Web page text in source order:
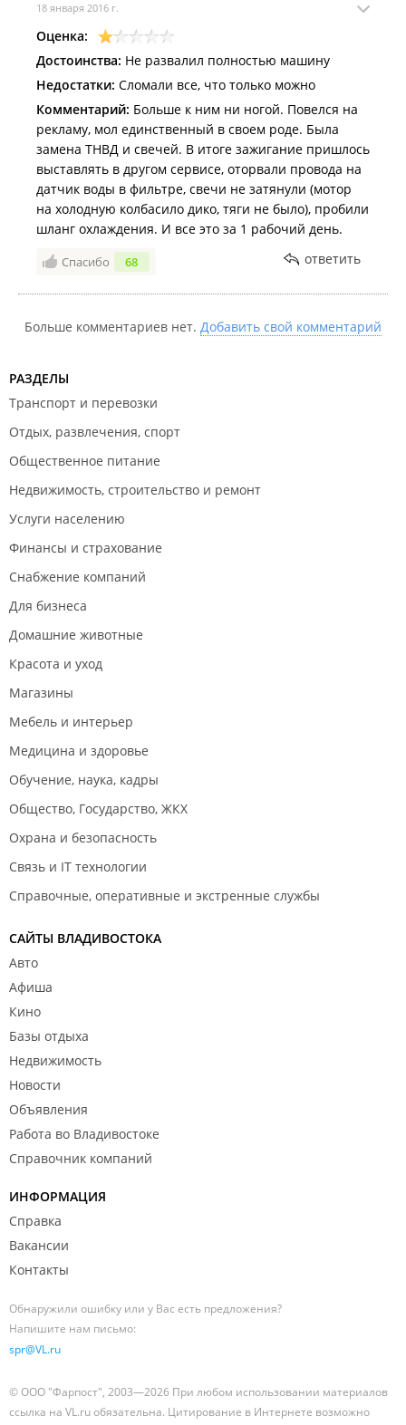
18 января 2016 г.
Оценка:
Достоинства: Не развалил полностью машину
Недостатки: Сломали все, что только можно
Комментарий: Больше к ним ни ногой. Повелся на
рекламу, мол единственный в своем роде. Была
замена ТНВД и свечей. В итоге зажигание пришлось
выставлять в другом сервисе, оторвали провода на
датчик воды в фильтре, свечи не затянули (мотор
на холодную колбасило дико, тяги не было), пробили
шланг охлаждения. И все это за 1 рабочий день.
Спасибо 68 ответить
Больше комментариев нет. Добавить свой комментарий
РАЗДЕЛЫ
Транспорт и перевозки
Отдых, развлечения, спорт
Общественное питание
Недвижимость, строительство и ремонт
Услуги населению
Финансы и страхование
Снабжение компаний
Для бизнеса
Домашние животные
Красота и уход
Магазины
Мебель и интерьер
Медицина и здоровье
Обучение, наука, кадры
Общество, Государство, ЖКХ
Охрана и безопасность
Связь и IT технологии
Справочные, оперативные и экстренные службы
САЙТЫ ВЛАДИВОСТОКА
Авто
Афиша
Кино
Базы отдыха
Недвижимость
Новости
Объявления
Работа во Владивостоке
Справочник компаний
ИНФОРМАЦИЯ
Справка
Вакансии
Контакты
Обнаружили ошибку или у Вас есть предложения?
Напишите нам письмо:
spr@VL.ru
© ООО "Фарпост", 2003—2026 При любом использовании материалов
ссылка на VL.ru обязательна. Цитирование в Интернете возможно